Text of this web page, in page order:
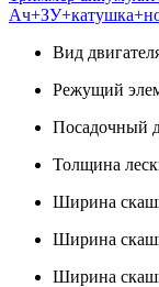
Вид
Режущий
Посадочный
Толщина
Ширина
Ширина
Ширина